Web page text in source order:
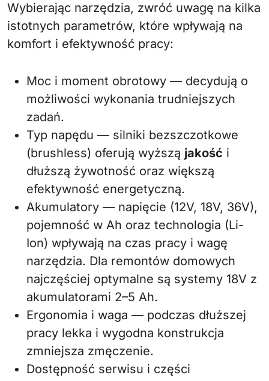
Wybierając narzędzia, zwróć uwagę na kilka
istotnych parametrów, które wpływają na
komfort i efektywność pracy:
Moc i moment obrotowy — decydują o
możliwości wykonania trudniejszych
zadań.
Typ napędu — silniki bezszczotkowe
(brushless) oferują wyższą jakość i
dłuższą żywotność oraz większą
efektywność energetyczną.
Akumulatory — napięcie (12V, 18V, 36V),
pojemność w Ah oraz technologia (Li-
Ion) wpływają na czas pracy i wagę
narzędzia. Dla remontów domowych
najczęściej optymalne są systemy 18V z
akumulatorami 2–5 Ah.
Ergonomia i waga — podczas dłuższej
pracy lekka i wygodna konstrukcja
zmniejsza zmęczenie.
Dostępność serwisu i części